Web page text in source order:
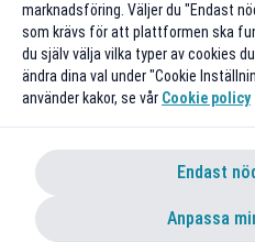
marknadsföring. Väljer du "Endast
som krävs för att plattformen ska
du själv välja vilka typer av cookies
ändra dina val under "Cookie
använder kakor, se vår Cookie policy
Endast
Anpassa